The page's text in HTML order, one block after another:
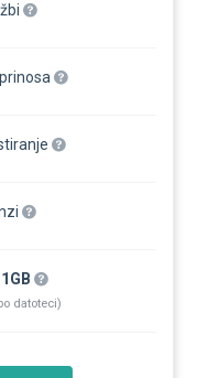
1GB
datoteci)